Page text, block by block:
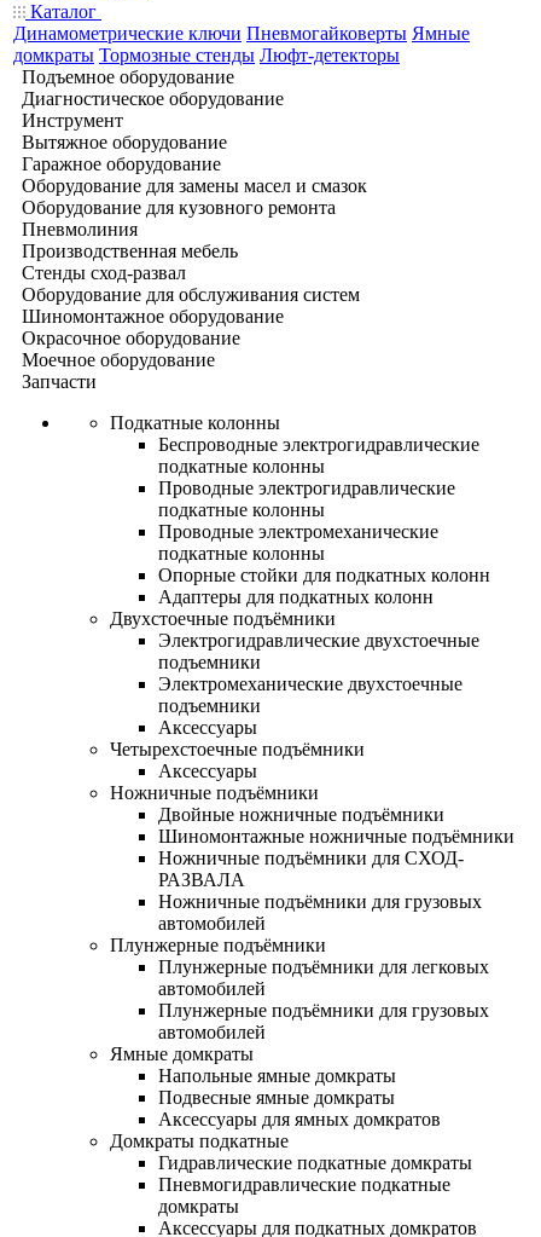
Каталог
Динамометрические ключи Пневмогайковерты Ямные
домкраты Тормозные стенды Люфт-детекторы
Подъемное оборудование
Диагностическое оборудование
Инструмент
Вытяжное оборудование
Гаражное оборудование
Оборудование для замены масел и смазок
Оборудование для кузовного ремонта
Пневмолиния
Производственная мебель
Стенды сход-развал
Оборудование для обслуживания систем
Шиномонтажное оборудование
Окрасочное оборудование
Моечное оборудование
Запчасти
Подкатные колонны
Беспроводные электрогидравлические
подкатные колонны
Проводные электрогидравлические
подкатные колонны
Проводные электромеханические
подкатные колонны
Опорные стойки для подкатных колонн
Адаптеры для подкатных колонн
Двухстоечные подъёмники
Электрогидравлические двухстоечные
подъемники
Электромеханические двухстоечные
подъемники
Аксессуары
Четырехстоечные подъёмники
Аксессуары
Ножничные подъёмники
Двойные ножничные подъёмники
Шиномонтажные ножничные подъёмники
Ножничные подъёмники для СХОД-
РАЗВАЛА
Ножничные подъёмники для грузовых
автомобилей
Плунжерные подъёмники
Плунжерные подъёмники для легковых
автомобилей
Плунжерные подъёмники для грузовых
автомобилей
Ямные домкраты
Напольные ямные домкраты
Подвесные ямные домкраты
Аксессуары для ямных домкратов
Домкраты подкатные
Гидравлические подкатные домкраты
Пневмогидравлические подкатные
домкраты
Аксессуары для подкатных домкратов